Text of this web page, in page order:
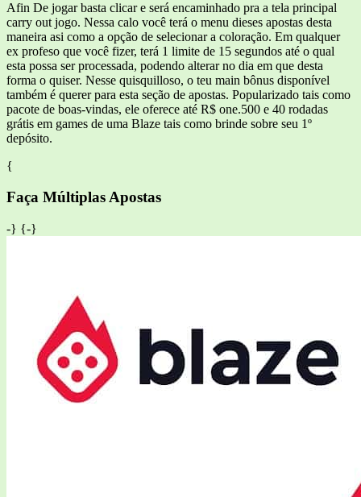
Afin De jogar basta clicar e será encaminhado pra a tela principal
carry out jogo. Nessa calo você terá o menu dieses apostas desta
maneira asi como a opção de selecionar a coloração. Em qualquer
ex profeso que você fizer, terá 1 limite de 15 segundos até o qual
esta possa ser processada, podendo alterar no dia em que desta
forma o quiser. Nesse quisquilloso, o teu main bônus disponível
também é querer para esta seção de apostas. Popularizado tais como
pacote de boas-vindas, ele oferece até R$ one.500 e 40 rodadas
grátis em games de uma Blaze tais como brinde sobre seu 1º
depósito.
{
Faça Múltiplas Apostas
-} {-}